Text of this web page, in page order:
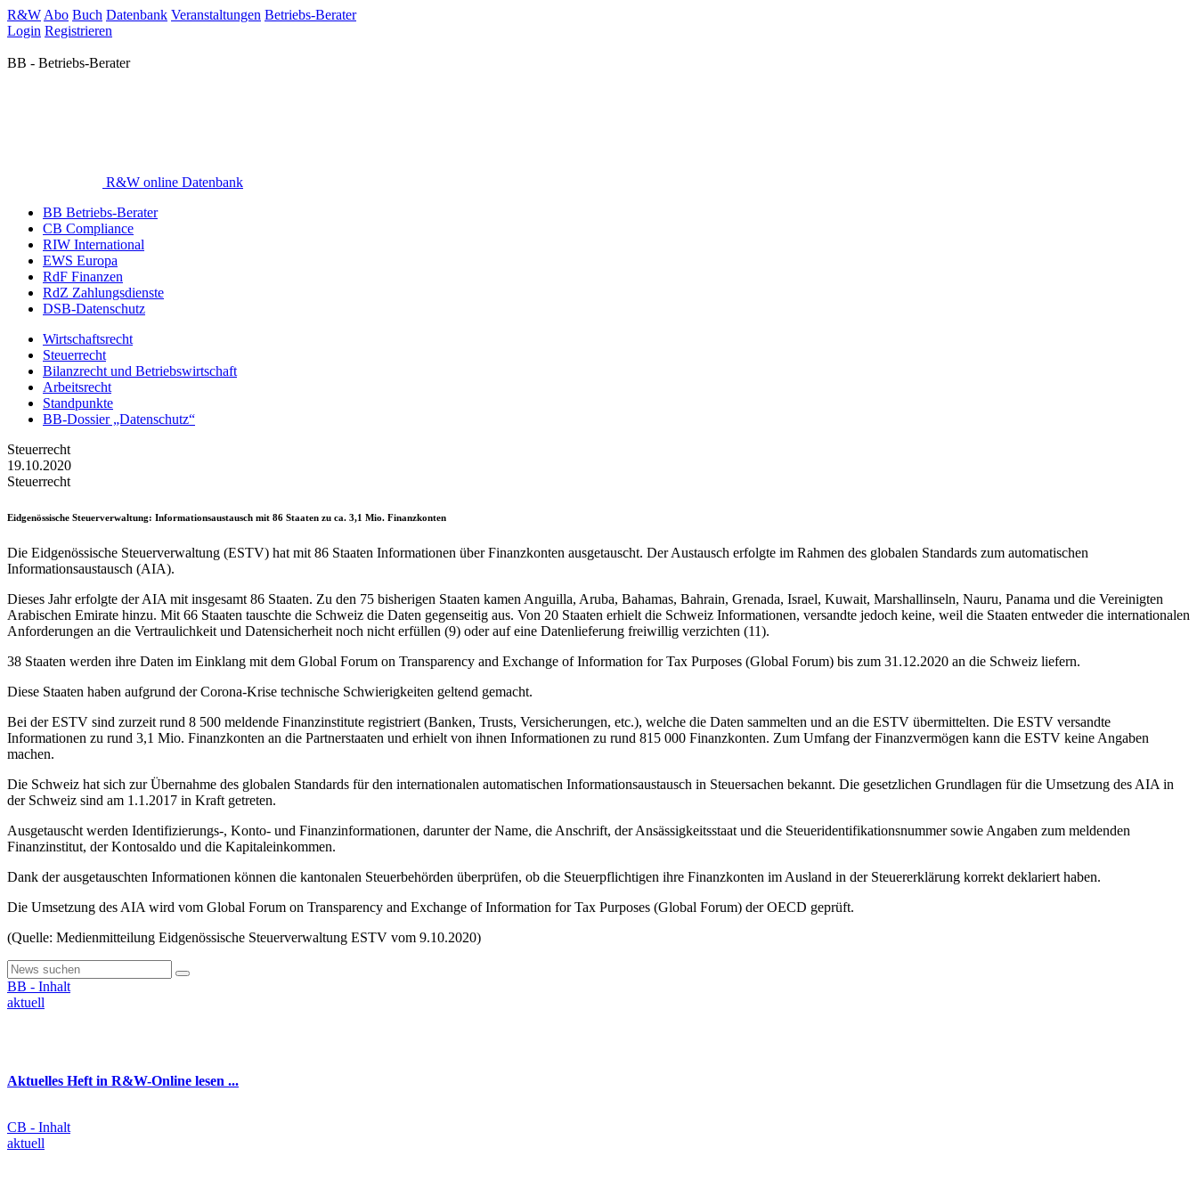
R&W Abo Buch Datenbank Veranstaltungen Betriebs-Berater
Login Registrieren
BB - Betriebs-Berater
R&W online Datenbank
BB Betriebs-Berater
CB Compliance
RIW International
EWS Europa
RdF Finanzen
RdZ Zahlungsdienste
DSB-Datenschutz
Wirtschaftsrecht
Steuerrecht
Bilanzrecht und Betriebswirtschaft
Arbeitsrecht
Standpunkte
BB-Dossier „Datenschutz“
Steuerrecht
19.10.2020
Steuerrecht
Eidgenössische Steuerverwaltung: Informationsaustausch mit 86 Staaten zu ca. 3,1 Mio. Finanzkonten
Die Eidgenössische Steuerverwaltung (ESTV) hat mit 86 Staaten Informationen über Finanzkonten ausgetauscht. Der Austausch erfolgte im Rahmen des globalen Standards zum automatischen
Informationsaustausch (AIA).
Dieses Jahr erfolgte der AIA mit insgesamt 86 Staaten. Zu den 75 bisherigen Staaten kamen Anguilla, Aruba, Bahamas, Bahrain, Grenada, Israel, Kuwait, Marshallinseln, Nauru, Panama und die Vereinigten
Arabischen Emirate hinzu. Mit 66 Staaten tauschte die Schweiz die Daten gegenseitig aus. Von 20 Staaten erhielt die Schweiz Informationen, versandte jedoch keine, weil die Staaten entweder die internationalen
Anforderungen an die Vertraulichkeit und Datensicherheit noch nicht erfüllen (9) oder auf eine Datenlieferung freiwillig verzichten (11).
38 Staaten werden ihre Daten im Einklang mit dem Global Forum on Transparency and Exchange of Information for Tax Purposes (Global Forum) bis zum 31.12.2020 an die Schweiz liefern.
Diese Staaten haben aufgrund der Corona-Krise technische Schwierigkeiten geltend gemacht.
Bei der ESTV sind zurzeit rund 8 500 meldende Finanzinstitute registriert (Banken, Trusts, Versicherungen, etc.), welche die Daten sammelten und an die ESTV übermittelten. Die ESTV versandte
Informationen zu rund 3,1 Mio. Finanzkonten an die Partnerstaaten und erhielt von ihnen Informationen zu rund 815 000 Finanzkonten. Zum Umfang der Finanzvermögen kann die ESTV keine Angaben
machen.
Die Schweiz hat sich zur Übernahme des globalen Standards für den internationalen automatischen Informationsaustausch in Steuersachen bekannt. Die gesetzlichen Grundlagen für die Umsetzung des AIA in
der Schweiz sind am 1.1.2017 in Kraft getreten.
Ausgetauscht werden Identifizierungs-, Konto- und Finanzinformationen, darunter der Name, die Anschrift, der Ansässigkeitsstaat und die Steueridentifikationsnummer sowie Angaben zum meldenden
Finanzinstitut, der Kontosaldo und die Kapitaleinkommen.
Dank der ausgetauschten Informationen können die kantonalen Steuerbehörden überprüfen, ob die Steuerpflichtigen ihre Finanzkonten im Ausland in der Steuererklärung korrekt deklariert haben.
Die Umsetzung des AIA wird vom Global Forum on Transparency and Exchange of Information for Tax Purposes (Global Forum) der OECD geprüft.
(Quelle: Medienmitteilung Eidgenössische Steuerverwaltung ESTV vom 9.10.2020)
BB - Inhalt
aktuell
Aktuelles Heft in R&W-Online lesen ...
CB - Inhalt
aktuell